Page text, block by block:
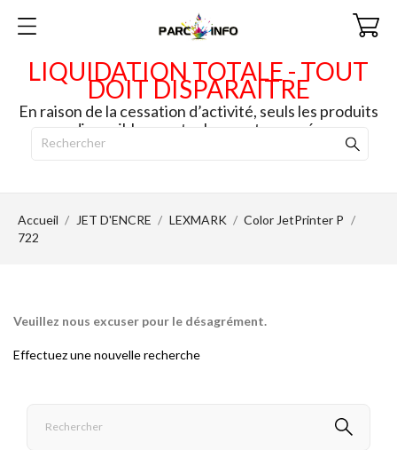
LIQUIDATION TOTALE - TOUT
DOIT DISPARAITRE
En raison de la cessation d’activité, seuls les produits
disponibles en stock seront envoyés.
Accueil JET D'ENCRE LEXMARK
Color JetPrinter P
722
Veuillez nous excuser pour le désagrément.
Effectuez une nouvelle recherche